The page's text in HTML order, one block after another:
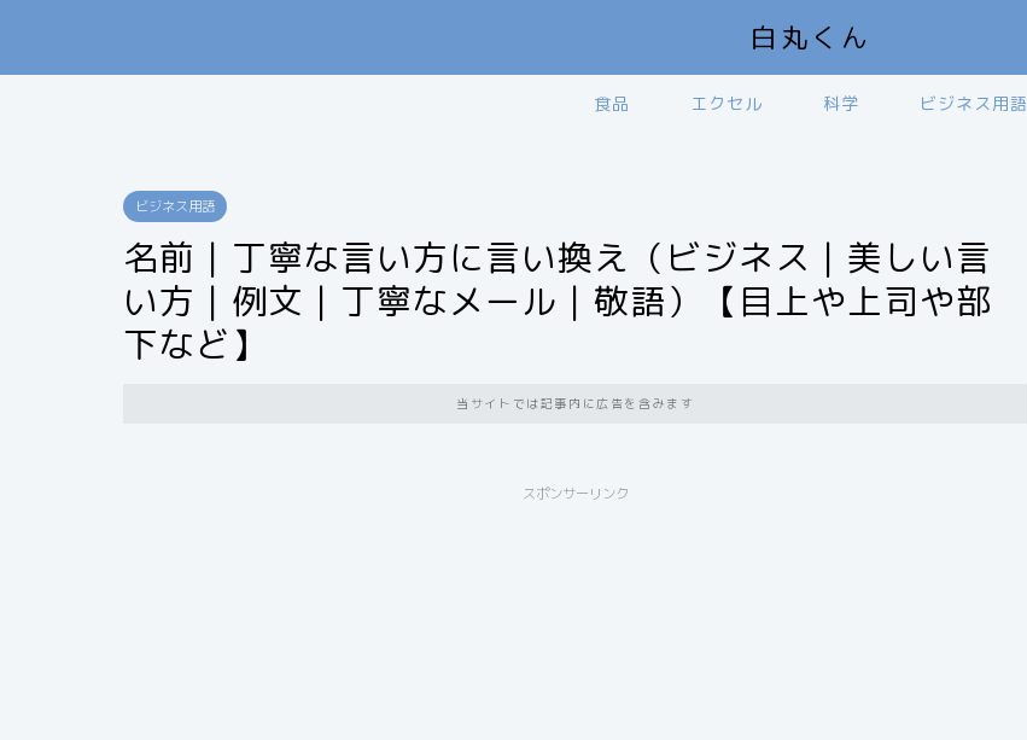
白丸くん
食品 エクセル 科学 ビジネス用語
ビジネス用語
名前｜丁寧な言い方に言い換え（ビジネス｜美しい言
い方｜例文｜丁寧なメール｜敬語）【目上や上司や部
下など】
当サイトでは記事内に広告を含みます
スポンサーリンク